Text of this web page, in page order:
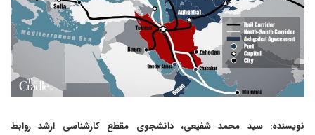
نویسنده: سید محمد شفیعی، دانشجوی مقطع کارشناسی ارشد روابط